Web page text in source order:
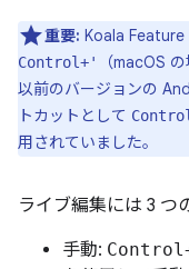
重要: Koala Feature
Control+' （macOS
以前のバージョンの
トカットとして
用されていました。
ライブ編集には 3 つ
手動: